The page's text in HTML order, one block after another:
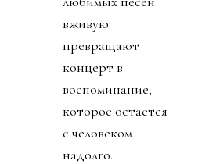
вживую
превращают
концерт в
воспоминание,
которое остается
с человеком
надолго.